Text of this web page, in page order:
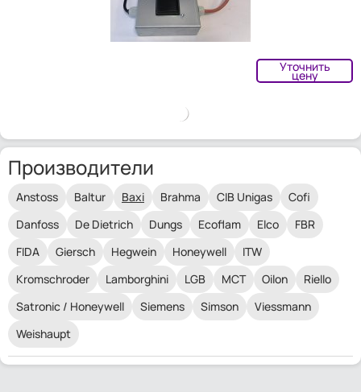
Уточнить
цену
Производители
Anstoss Baltur Baxi Brahma CIB Unigas
Cofi
Danfoss
De Dietrich Dungs Ecoflam Elco
FBR
FIDA
Giersch Hegwein Honeywell
ITW
Kromschroder
Lamborghini LGB MCT Oilon
Riello
Satronic / Honeywell
Siemens Simson
Viessmann
Weishaupt